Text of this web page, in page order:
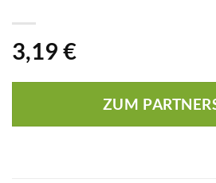
3,19 €
ZUM